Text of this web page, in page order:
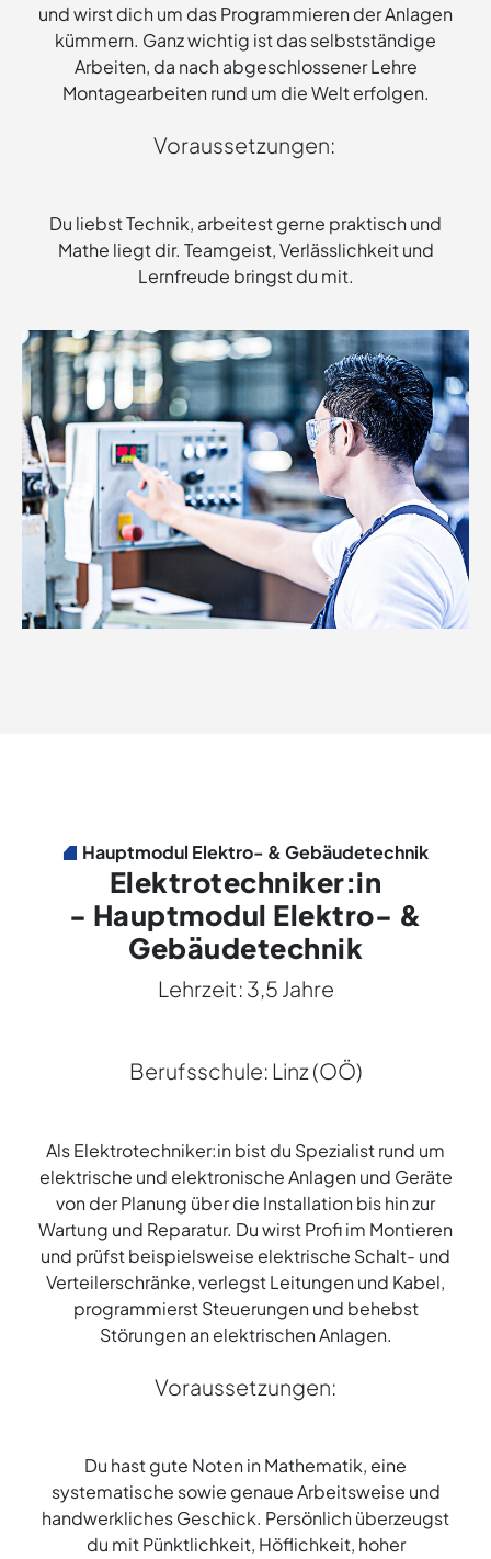
und wirst dich um das Programmieren der Anlagen
kümmern. Ganz wichtig ist das selbstständige
Arbeiten, da nach abgeschlossener Lehre
Montagearbeiten rund um die Welt erfolgen.
Voraussetzungen:
Du liebst Technik, arbeitest gerne praktisch und
Mathe liegt dir. Teamgeist, Verlässlichkeit und
Lernfreude bringst du mit.
Hauptmodul Elektro- & Gebäudetechnik
Elektrotechniker:in
- Hauptmodul Elektro- &
Gebäudetechnik
Lehrzeit: 3,5 Jahre
Berufsschule: Linz (OÖ)
Als Elektrotechniker:in bist du Spezialist rund um
elektrische und elektronische Anlagen und Geräte
von der Planung über die Installation bis hin zur
Wartung und Reparatur. Du wirst Profi im Montieren
und prüfst beispielsweise elektrische Schalt- und
Verteilerschränke, verlegst Leitungen und Kabel,
programmierst Steuerungen und behebst
Störungen an elektrischen Anlagen.
Voraussetzungen:
Du hast gute Noten in Mathematik, eine
systematische sowie genaue Arbeitsweise und
handwerkliches Geschick. Persönlich überzeugst
du mit Pünktlichkeit, Höflichkeit, hoher